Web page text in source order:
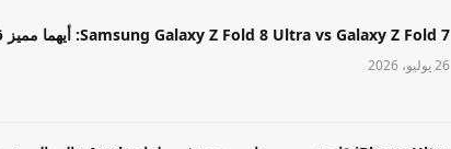
Samsung Galaxy Z Fold 8 Ultra vs Galaxy Z Fold 7: أيهما مميز قابل للطي يوفر قيمة أفضل
26 يوليو، 2026